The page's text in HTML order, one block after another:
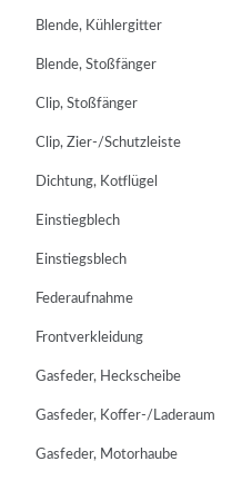
Blende, Kühlergitter
Blende, Stoßfänger
Clip, Stoßfänger
Clip, Zier-/Schutzleiste
Dichtung, Kotflügel
Einstiegblech
Einstiegsblech
Federaufnahme
Frontverkleidung
Gasfeder, Heckscheibe
Gasfeder, Koffer-/Laderaum
Gasfeder, Motorhaube